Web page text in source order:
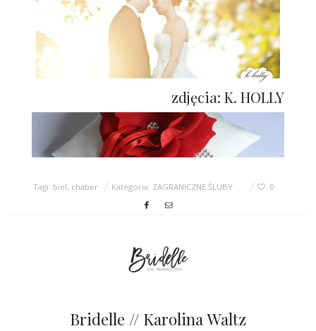
zdjęcia: K. HOLLY
Tagi: biel, chaber Kategoria: ZAGRANICZNE ŚLUBY 0
Bridelle // Karolina Waltz